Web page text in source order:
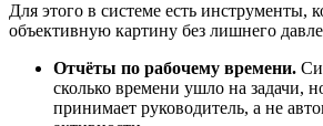
Для этого в системе есть инструменты,
объективную картину без лишнего
Отчёты по рабочему времени.
сколько времени ушло на задачи,
принимает руководитель, а не